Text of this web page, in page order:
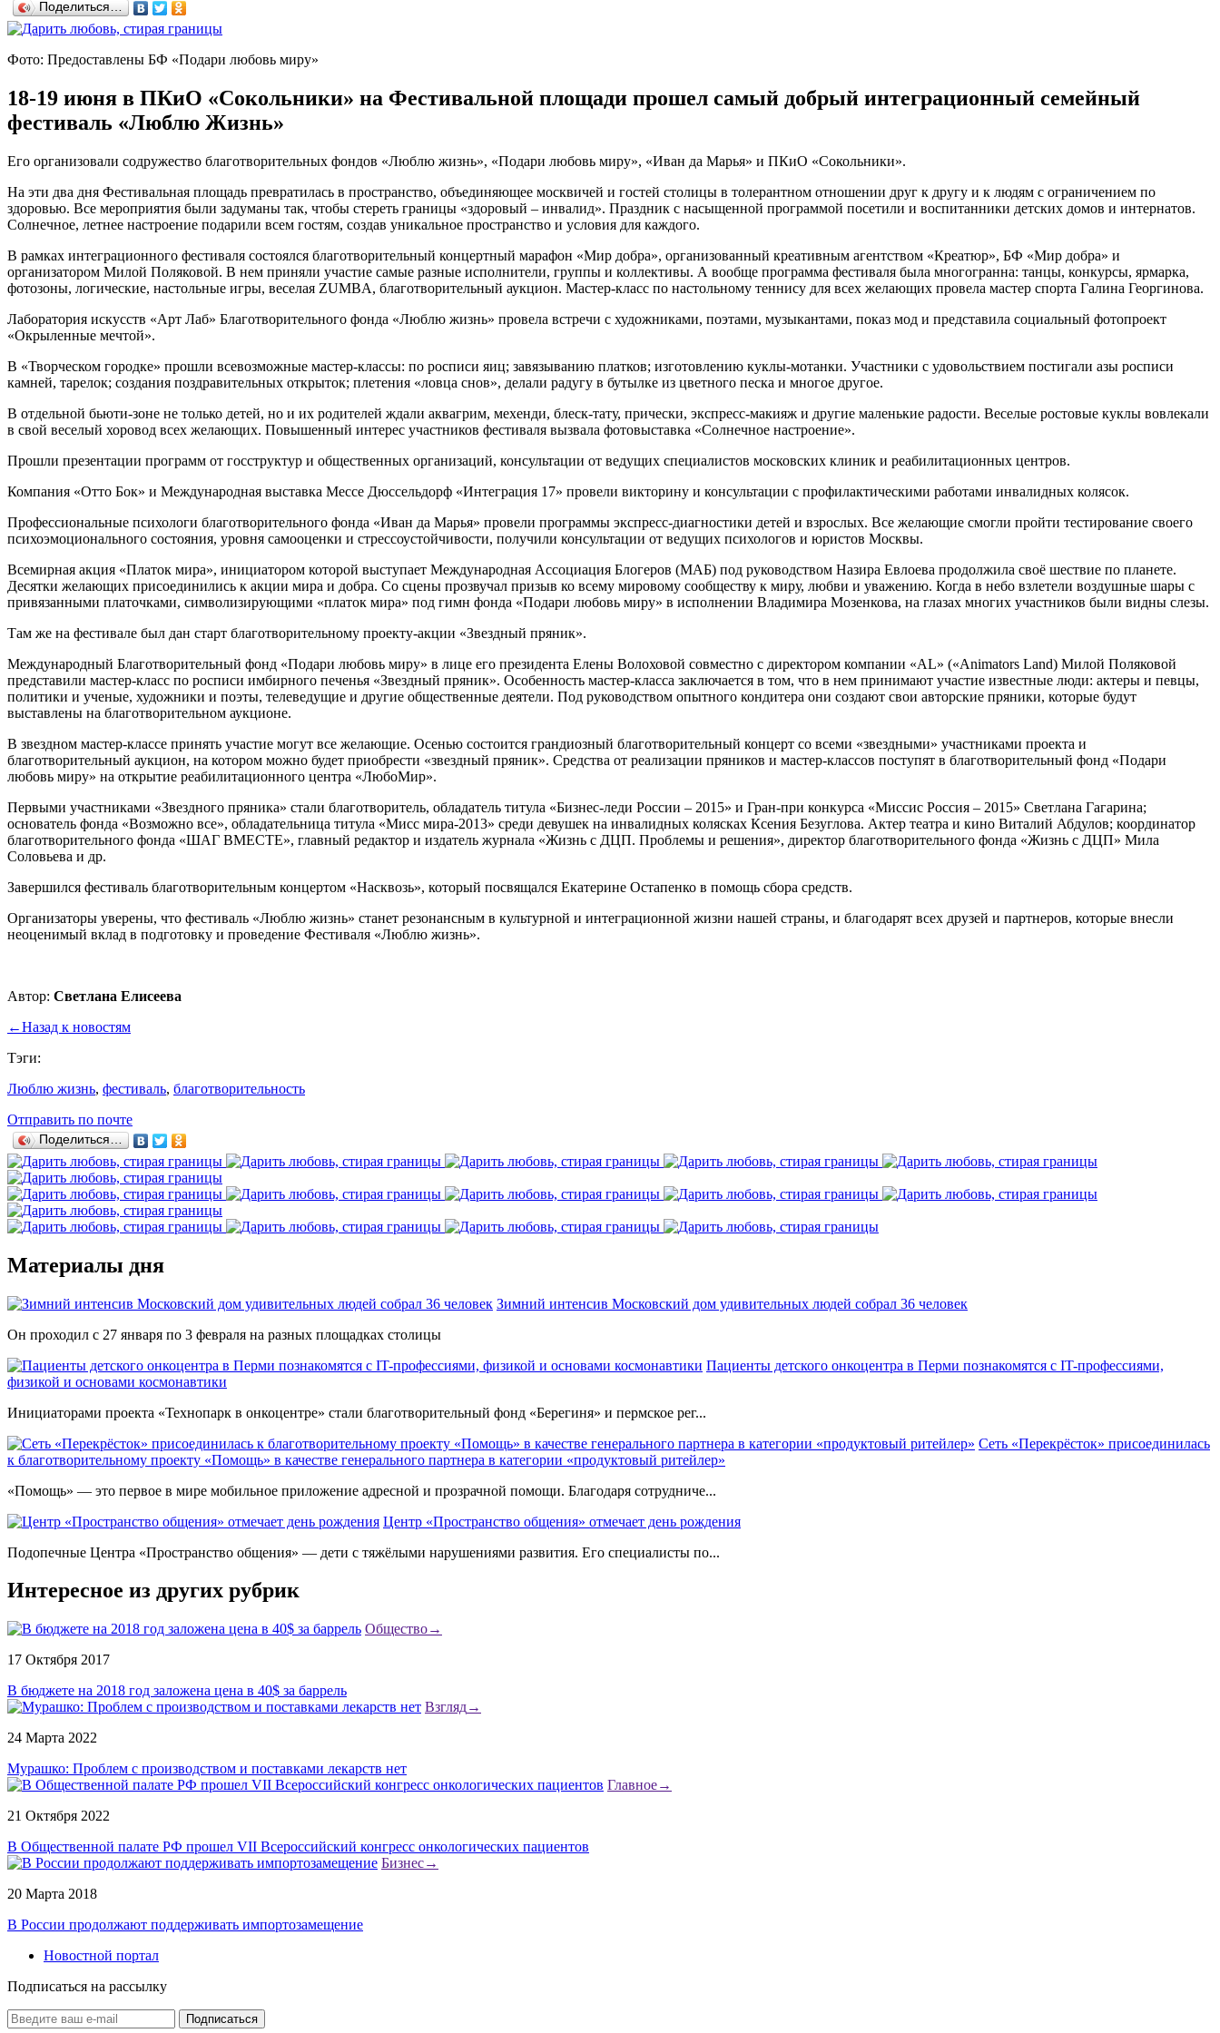
Поделиться…
Фото: Предоставлены БФ «Подари любовь миру»
18-19 июня в ПКиО «Сокольники» на Фестивальной площади прошел самый добрый интеграционный семейный
фестиваль «Люблю Жизнь»
Его организовали содружество благотворительных фондов «Люблю жизнь», «Подари любовь миру», «Иван да Марья» и ПКиО «Сокольники».
На эти два дня Фестивальная площадь превратилась в пространство, объединяющее москвичей и гостей столицы в толерантном отношении друг к другу и к людям с ограничением по
здоровью. Все мероприятия были задуманы так, чтобы стереть границы «здоровый – инвалид». Праздник с насыщенной программой посетили и воспитанники детских домов и интернатов.
Солнечное, летнее настроение подарили всем гостям, создав уникальное пространство и условия для каждого.
В рамках интеграционного фестиваля состоялся благотворительный концертный марафон «Мир добра», организованный креативным агентством «Креатюр», БФ «Мир добра» и
организатором Милой Поляковой. В нем приняли участие самые разные исполнители, группы и коллективы. А вообще программа фестиваля была многогранна: танцы, конкурсы, ярмарка,
фотозоны, логические, настольные игры, веселая ZUMBA, благотворительный аукцион. Мастер-класс по настольному теннису для всех желающих провела мастер спорта Галина Георгинова.
Лаборатория искусств «Арт Лаб» Благотворительного фонда «Люблю жизнь» провела встречи с художниками, поэтами, музыкантами, показ мод и представила социальный фотопроект
«Окрыленные мечтой».
В «Творческом городке» прошли всевозможные мастер-классы: по росписи яиц; завязыванию платков; изготовлению куклы-мотанки. Участники с удовольствием постигали азы росписи
камней, тарелок; создания поздравительных открыток; плетения «ловца снов», делали радугу в бутылке из цветного песка и многое другое.
В отдельной бьюти-зоне не только детей, но и их родителей ждали аквагрим, мехенди, блеск-тату, прически, экспресс-макияж и другие маленькие радости. Веселые ростовые куклы вовлекали
в свой веселый хоровод всех желающих. Повышенный интерес участников фестиваля вызвала фотовыставка «Солнечное настроение».
Прошли презентации программ от госструктур и общественных организаций, консультации от ведущих специалистов московских клиник и реабилитационных центров.
Компания «Отто Бок» и Международная выставка Мессе Дюссельдорф «Интеграция 17» провели викторину и консультации с профилактическими работами инвалидных колясок.
Профессиональные психологи благотворительного фонда «Иван да Марья» провели программы экспресс-диагностики детей и взрослых. Все желающие смогли пройти тестирование своего
психоэмоционального состояния, уровня самооценки и стрессоустойчивости, получили консультации от ведущих психологов и юристов Москвы.
Всемирная акция «Платок мира», инициатором которой выступает Международная Ассоциация Блогеров (МАБ) под руководством Назира Евлоева продолжила своё шествие по планете.
Десятки желающих присоединились к акции мира и добра. Со сцены прозвучал призыв ко всему мировому сообществу к миру, любви и уважению. Когда в небо взлетели воздушные шары с
привязанными платочками, символизирующими «платок мира» под гимн фонда «Подари любовь миру» в исполнении Владимира Мозенкова, на глазах многих участников были видны слезы.
Там же на фестивале был дан старт благотворительному проекту-акции «Звездный пряник».
Международный Благотворительный фонд «Подари любовь миру» в лице его президента Елены Волоховой совместно с директором компании «АL» («Animators Land) Милой Поляковой
представили мастер-класс по росписи имбирного печенья «Звездный пряник». Особенность мастер-класса заключается в том, что в нем принимают участие известные люди: актеры и певцы,
политики и ученые, художники и поэты, телеведущие и другие общественные деятели. Под руководством опытного кондитера они создают свои авторские пряники, которые будут
выставлены на благотворительном аукционе.
В звездном мастер-классе принять участие могут все желающие. Осенью состоится грандиозный благотворительный концерт со всеми «звездными» участниками проекта и
благотворительный аукцион, на котором можно будет приобрести «звездный пряник». Средства от реализации пряников и мастер-классов поступят в благотворительный фонд «Подари
любовь миру» на открытие реабилитационного центра «ЛюбоМир».
Первыми участниками «Звездного пряника» стали благотворитель, обладатель титула «Бизнес-леди России – 2015» и Гран-при конкурса «Миссис Россия – 2015» Светлана Гагарина;
основатель фонда «Возможно все», обладательница титула «Мисс мира-2013» среди девушек на инвалидных колясках Ксения Безуглова. Актер театра и кино Виталий Абдулов; координатор
благотворительного фонда «ШАГ ВМЕСТЕ», главный редактор и издатель журнала «Жизнь с ДЦП. Проблемы и решения», директор благотворительного фонда «Жизнь с ДЦП» Мила
Соловьева и др.
Завершился фестиваль благотворительным концертом «Насквозь», который посвящался Екатерине Остапенко в помощь сбора средств.
Организаторы уверены, что фестиваль «Люблю жизнь» станет резонансным в культурной и интеграционной жизни нашей страны, и благодарят всех друзей и партнеров, которые внесли
неоценимый вклад в подготовку и проведение Фестиваля «Люблю жизнь».
Автор: Светлана Елисеева
←Назад к новостям
Тэги:
Люблю жизнь, фестиваль, благотворительность
Отправить по почте
Поделиться…
Материалы дня
Зимний интенсив Московский дом удивительных людей собрал 36 человек
Он проходил с 27 января по 3 февраля на разных площадках столицы
Пациенты детского онкоцентра в Перми познакомятся с IT-профессиями,
физикой и основами космонавтики
Инициаторами проекта «Технопарк в онкоцентре» стали благотворительный фонд «Берегиня» и пермское рег...
Сеть «Перекрёсток» присоединилась
к благотворительному проекту «Помощь» в качестве генерального партнера в категории «продуктовый ритейлер»
«Помощь» — это первое в мире мобильное приложение адресной и прозрачной помощи. Благодаря сотрудниче...
Центр «Пространство общения» отмечает день рождения
Подопечные Центра «Пространство общения» — дети с тяжёлыми нарушениями развития. Его специалисты по...
Интересное из других рубрик
Общество→
17 Октября 2017
В бюджете на 2018 год заложена цена в 40$ за баррель
Взгляд→
24 Марта 2022
Мурашко: Проблем с производством и поставками лекарств нет
Главное→
21 Октября 2022
В Общественной палате РФ прошел VII Всероссийский конгресс онкологических пациентов
Бизнес→
20 Марта 2018
В России продолжают поддерживать импортозамещение
Новостной портал
Подписаться на рассылку